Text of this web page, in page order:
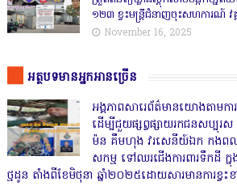
១២៣ ខ្វះមន្ត្រីជំនាញចុះសហការណ៍ វ
November 16, 2025
អត្ថបទមានអ្នកអានច្រើន
អង្គភាពសារេព័ត៌មានយោងតាមក
ដើម្បីជួយផ្សព្វផ្សាយរកជនសប្បុរ
ម៉ន គឹមហុង វរសេនីយ៍ឯក កងព
សកម្ម ទៅឈរជើងការពារទឹកដី ក្
ថ្មដូន តាំងពីខែមិថុនា ឆ្នាំ២០២៥ដោយសារមានការខ្វះ